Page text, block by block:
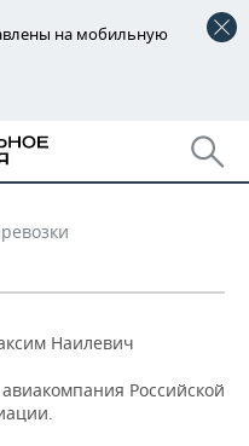
на мобильную
Наилевич
Российской